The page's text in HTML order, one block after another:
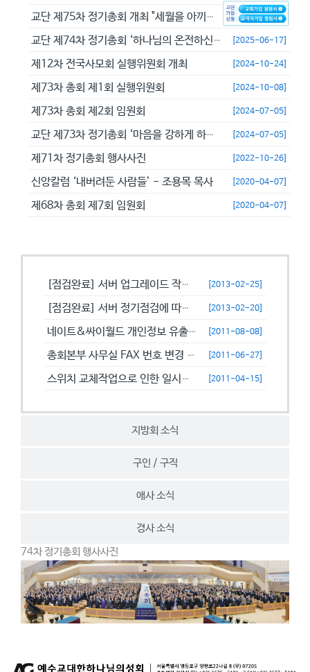
교단 제75차 정기총회 개최 "세월을 아끼라 때가 악하니라"(엡 5:16... [2026-05-23]
교단 제74차 정기총회 ‘하나님의 온전하신 뜻을 분별하자’ [2025-06-17]
제12차 전국사모회 실행위원회 개최 [2024-10-24]
제73차 총회 제1회 실행위원회 [2024-10-08]
제73차 총회 제2회 임원회 [2024-07-05]
교단 제73차 정기총회 ‘마음을 강하게 하고 극히 담대히 하라’ [2024-07-05]
제71차 정기총회 행사사진 [2022-10-26]
신앙칼럼 ‘내버려둔 사람들’ - 조용목 목사 [2020-04-07]
제68차 총회 제7회 임원회 [2020-04-07]
지방회 소식
구인 / 구직
애사 소식
경사 소식
[점검완료] 서버 업그레이드 작업으로 일시적으로 사용이 불안정할수 있습니... [2013-02-25]
[점검완료] 서버 정기점검에 따른 이용 제한 안내 [2013-02-20]
네이트&싸이월드 개인정보 유출에 따른 비밀번호 변경 캠페인! [2011-08-08]
총회본부 사무실 FAX 번호 변경 안내 [2011-06-27]
스위치 교체작업으로 인한 일시접속제한 안내 [2011-04-15]
74차 정기총회 행사사진